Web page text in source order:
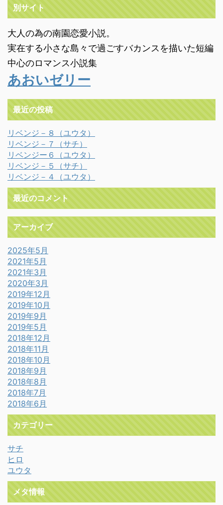
別サイト
大人の為の南園恋愛小説。
実在する小さな島々で過ごすバカンスを描いた短編
中心のロマンス小説集
あおいゼリー
最近の投稿
リベンジ－８（ユウタ）
リベンジ－７（サチ）
リベンジー６（ユウタ）
リベンジ－５（サチ）
リベンジ－４（ユウタ）
最近のコメント
アーカイブ
2025年5月
2021年5月
2021年3月
2020年3月
2019年12月
2019年10月
2019年9月
2019年5月
2018年12月
2018年11月
2018年10月
2018年9月
2018年8月
2018年7月
2018年6月
カテゴリー
サチ
ヒロ
ユウタ
メタ情報